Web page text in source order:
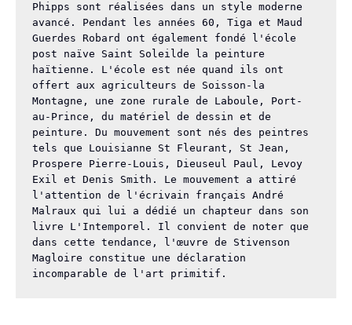
Phipps sont réalisées dans un style moderne
avancé. Pendant les années 60, Tiga et Maud
Guerdes Robard ont également fondé l'école
post naïve Saint Soleilde la peinture
haïtienne. L'école est née quand ils ont
offert aux agriculteurs de Soisson-la
Montagne, une zone rurale de Laboule, Port-
au-Prince, du matériel de dessin et de
peinture. Du mouvement sont nés des peintres
tels que Louisianne St Fleurant, St Jean,
Prospere Pierre-Louis, Dieuseul Paul, Levoy
Exil et Denis Smith. Le mouvement a attiré
l'attention de l'écrivain français André
Malraux qui lui a dédié un chapteur dans son
livre L'Intemporel. Il convient de noter que
dans cette tendance, l'œuvre de Stivenson
Magloire constitue une déclaration
incomparable de l'art primitif.